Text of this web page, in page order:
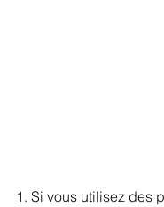
1. Si vous utilisez des